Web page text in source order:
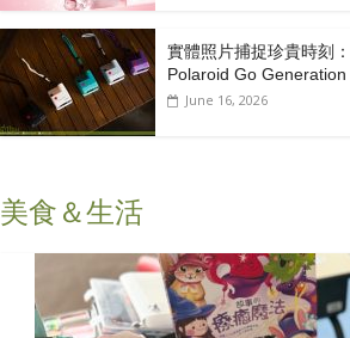
實體照片捕捉珍貴時刻
Polaroid Go Generation
June 16, 2026
美食＆生活